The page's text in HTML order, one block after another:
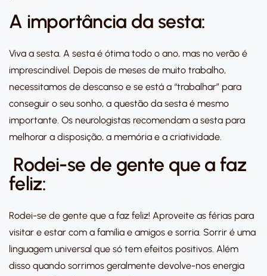
A importância da sesta:
Viva a sesta. A sesta é ótima todo o ano, mas no verão é
imprescindível. Depois de meses de muito trabalho,
necessitamos de descanso e se está a “trabalhar” para
conseguir o seu sonho, a questão da sesta é mesmo
importante. Os neurologistas recomendam a sesta para
melhorar a disposição, a memória e a criatividade.
Rodei-se de gente que a faz
feliz:
Rodei-se de gente que a faz feliz! Aproveite as férias para
visitar e estar com a família e amigos e sorria. Sorrir é uma
linguagem universal que só tem efeitos positivos. Além
disso quando sorrimos geralmente devolve-nos energia